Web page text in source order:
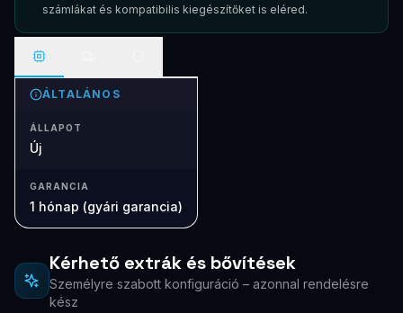
számlákat és kompatibilis kiegészítőket is eléred.
ÁLTALÁNOS
ÁLLAPOT
Új
GARANCIA
1 hónap (gyári garancia)
Kérhető extrák és bővítések
Személyre szabott konfiguráció – azonnal rendelésre
kész